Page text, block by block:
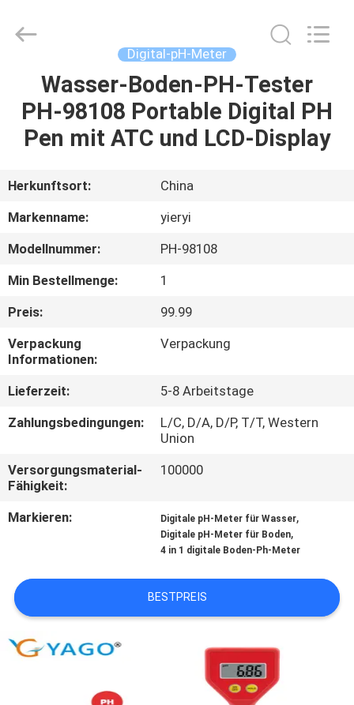
STARTSEITE
PRODUKTE
ÜBER
UNS
FABRIK
TOUR
QUALITÄTSKONTROLLE
KONTAKT
ALLE
FÄLLE
PRIVACY
POLICY
Technology
Digital-pH-Meter
Wasser-Boden-PH-Tester
PH-98108 Portable Digital PH
Pen mit ATC und LCD-Display
Herkunftsort:
China
Markenname:
yieryi
Modellnummer:
PH-98108
Min Bestellmenge:
1
Preis:
99.99
Verpackung
Informationen:
Verpackung
Lieferzeit:
5-8 Arbeitstage
Zahlungsbedingungen:
L/C, D/A, D/P, T/T, Western
Union
Versorgungsmaterial-
Fähigkeit:
100000
Markieren: Digitale pH-Meter für Wasser,
Digitale pH-Meter für Boden,
4 in 1 digitale Boden-Ph-Meter
BESTPREIS